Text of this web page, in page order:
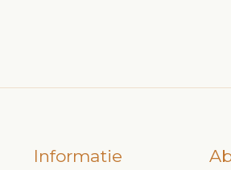
Informatie